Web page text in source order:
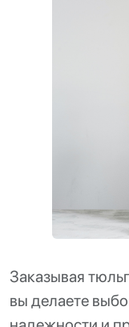
Заказывая
вы делаете